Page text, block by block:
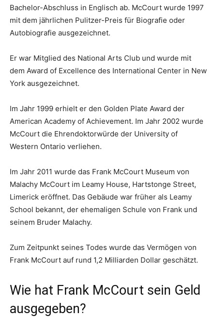
Bachelor-Abschluss in Englisch ab. McCourt wurde 1997
mit dem jährlichen Pulitzer-Preis für Biografie oder
Autobiografie ausgezeichnet.
Er war Mitglied des National Arts Club und wurde mit
dem Award of Excellence des International Center in New
York ausgezeichnet.
Im Jahr 1999 erhielt er den Golden Plate Award der
American Academy of Achievement. Im Jahr 2002 wurde
McCourt die Ehrendoktorwürde der University of
Western Ontario verliehen.
Im Jahr 2011 wurde das Frank McCourt Museum von
Malachy McCourt im Leamy House, Hartstonge Street,
Limerick eröffnet. Das Gebäude war früher als Leamy
School bekannt, der ehemaligen Schule von Frank und
seinem Bruder Malachy.
Zum Zeitpunkt seines Todes wurde das Vermögen von
Frank McCourt auf rund 1,2 Milliarden Dollar geschätzt.
Wie hat Frank McCourt sein Geld
ausgegeben?